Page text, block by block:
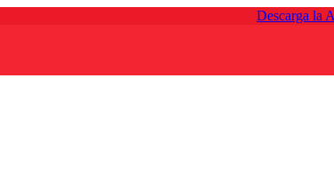
Descarga la